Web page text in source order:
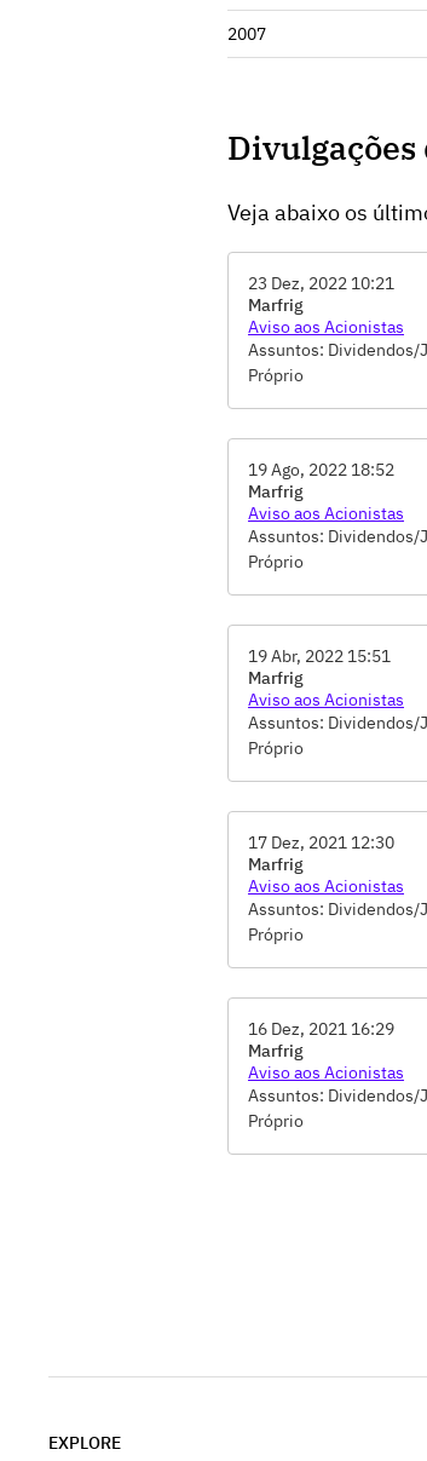
2007
Veja abaixo os
23 Dez, 2022 10:21
Marfrig
Aviso aos Acionistas
Assuntos: Dividendos/
Próprio
19 Ago, 2022 18:52
Marfrig
Aviso aos Acionistas
Assuntos: Dividendos/
Próprio
19 Abr, 2022 15:51
Marfrig
Aviso aos Acionistas
Assuntos: Dividendos/
Próprio
17 Dez, 2021 12:30
Marfrig
Aviso aos Acionistas
Assuntos: Dividendos/
Próprio
16 Dez, 2021 16:29
Marfrig
Aviso aos Acionistas
Assuntos: Dividendos/
Próprio
EXPLORE